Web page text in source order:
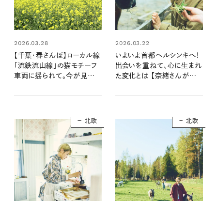
2026.03.28
【千葉・春さんぽ】ローカル線
「流鉄流山線」の猫モチーフ
車両に揺られて。今が見頃、
2026.03.22
いよいよ首都ヘルシンキへ！
出会いを重ねて、心に生まれ
た変化とは 【奈緒さんが初
北欧 北欧